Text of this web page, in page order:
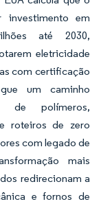
em
até 2030,
eletricidade
com certificação
um caminho
de polímeros,
roteiros de zero
com legado de
mais
redirecionam a
e fornos de